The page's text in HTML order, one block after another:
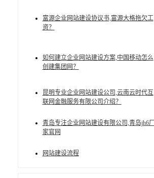
富源企业网站建设协议书,富源大格拖欠工
资？
如何建立企业网站建设方案,中国移动怎么
创建集团网？
昆明专业企业网站建设公司,云南云时代互
联网金融服务有限公司介绍？
青岛专注企业网站建设有限公司,青岛jh6厂
家官网
网站建设流程